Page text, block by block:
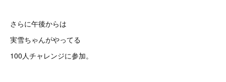
さらに午後からは
実雪ちゃんがやってる
100人チャレンジに参加。